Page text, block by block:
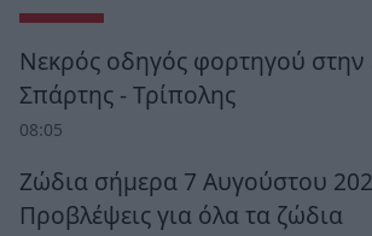
Νεκρός οδηγός φορτηγού στην
Σπάρτης - Τρίπολης
08:05
Ζώδια σήμερα 7 Αυγούστου
Προβλέψεις για όλα τα ζώδια